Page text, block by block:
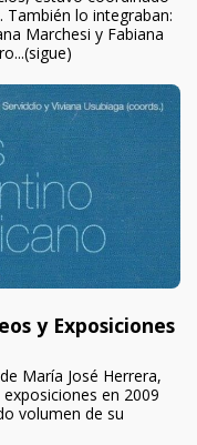
También lo integraban:
Marchesi y Fabiana
y Exposiciones
María José Herrera,
en 2009
volumen de su